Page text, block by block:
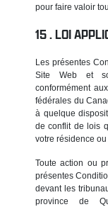
pour faire valoir
LOI
Les présentes
Site Web et
conformément
fédérales du
à quelque
de conflit de lois
votre résidence
Toute action ou
présentes
devant les
province de